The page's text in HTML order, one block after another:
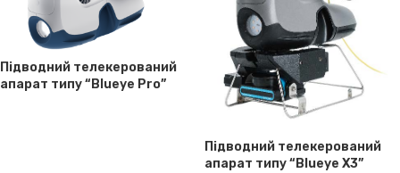
Підводний телекерований
апарат типу “Blueye Pro”
Підводний телекерований
апарат типу “Blueye X3”